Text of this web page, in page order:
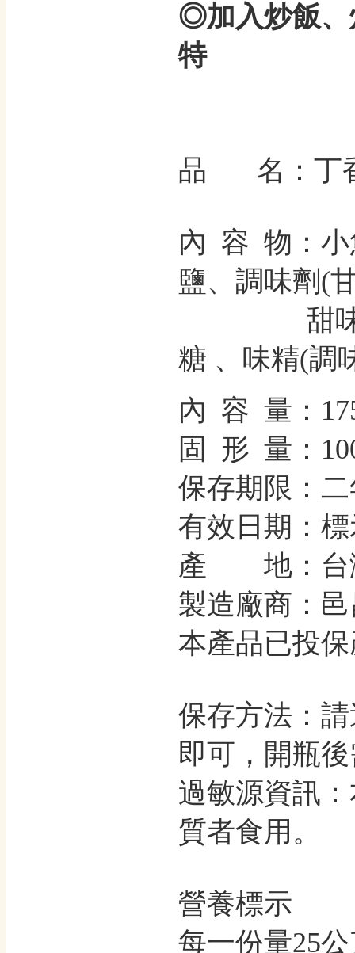
◎加入炒飯
特
品 名 ：
內 容 物 ：
鹽、調味劑 (
甜
糖 、味精(調
內 容 量：
固 形 量：
保存期限：
有效日期：
產 地：台
製造廠商：
本產品已投
保存方法：
即可，開瓶
過敏源資訊
質者食用。
營養標示
每一份量25